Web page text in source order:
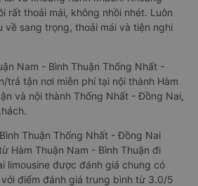
rất thoải mái, không nhồi nhét. Luôn
sang trọng, thoải mái và tiện nghi
Nam - Bình Thuận Thống Nhất -
trả tận nơi miễn phí tại nội thành Hàm
và nội thành Thống Nhất - Đồng Nai,
Thuận Thống Nhất - Đồng Nai
Hàm Thuận Nam - Bình Thuận đi
limousine được đánh giá chung có
điểm đánh giá trung bình từ 3.0/5